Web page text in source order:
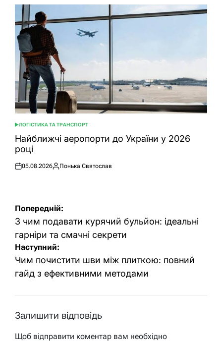
ОПУБЛІКУВАТИ
У
ЛОГІСТИКА ТА ТРАНСПОРТ
Найближчі аеропорти до України у 2026
році
Оприлюднено
05.08.2026
Опубліковано
Понька Святослав
Навігація
записів
Попередній:
З чим подавати курячий бульйон: ідеальні
гарніри та смачні секрети
Наступний:
Чим почистити шви між плиткою: повний
гайд з ефективними методами
Залишити відповідь
Щоб відправити коментар вам необхідно